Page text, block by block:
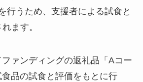
行うため、支援者による試食と
ます。
ァンディングの返礼品「Aコー
品の試食と評価をもとに行